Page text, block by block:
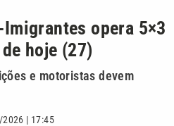
opera 5×3
hoje (27)
e motoristas devem
| 17:45